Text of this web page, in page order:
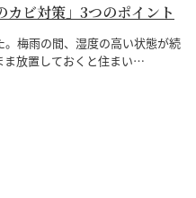
カビ対策」3つのポイント
梅雨の間、湿度の高い状態が続
ま放置しておくと住まい…